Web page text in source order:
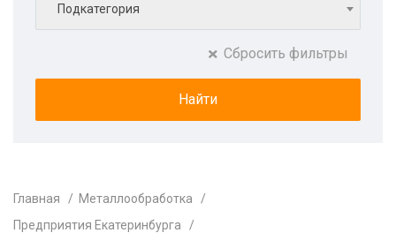
Подкатегория
Сбросить фильтры
Главная
Металлообработка
Предприятия Екатеринбурга